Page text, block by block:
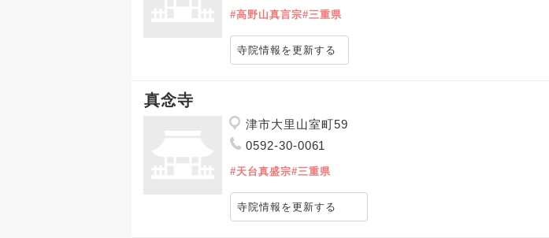
#高野山真言宗#三重県
寺院情報を更新する
真念寺
津市大里山室町59
0592-30-0061
#天台真盛宗#三重県
寺院情報を更新する